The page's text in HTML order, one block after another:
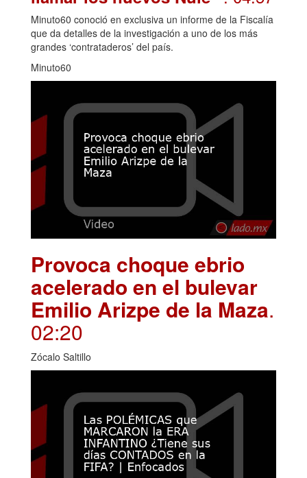
Minuto60 conoció en exclusiva un informe de la Fiscalía
que da detalles de la investigación a uno de los más
grandes ‘contrataderos’ del país.
Minuto60
Provoca choque ebrio
acelerado en el bulevar
Emilio Arizpe de la Maza.
02:20
Zócalo Saltillo